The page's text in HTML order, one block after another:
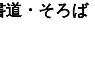
道・そろば